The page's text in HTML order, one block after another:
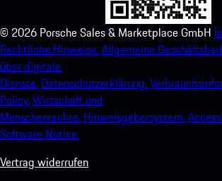
© 2026 Porsche Sales & Marketplace GmbH
Rechtliche Hinweise.Allgemeine
über digitale
Dienste. Datenschutzerklärung.
Policy.Wirtschaft und
Menschenrechte. Hinweisgebersystem.
Software Notice.
Vertrag widerrufen